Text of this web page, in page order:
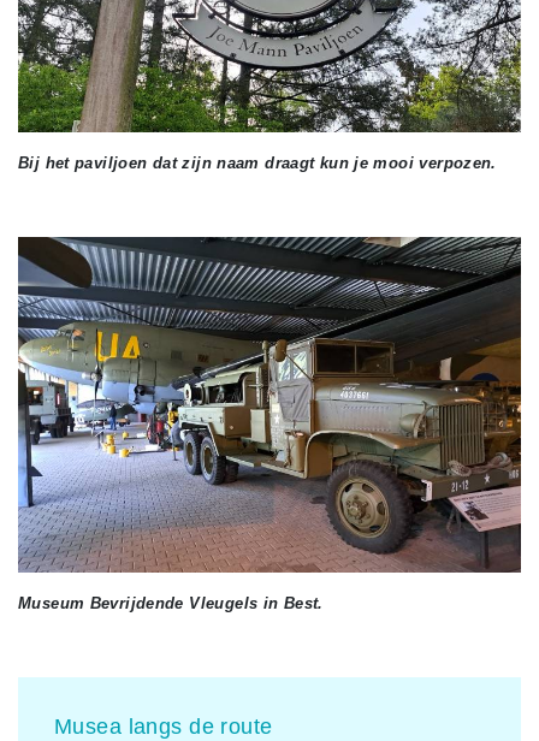
Bij het paviljoen dat zijn naam draagt kun je mooi verpozen.
Museum Bevrijdende Vleugels in Best.
Musea langs de route